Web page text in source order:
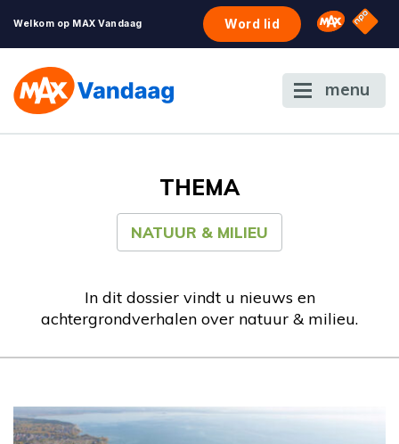
Welkom op MAX Vandaag Word lid Omroep
NPO
menu
THEMA
NATUUR & MILIEU
In dit dossier vindt u nieuws en
achtergrondverhalen over natuur & milieu.